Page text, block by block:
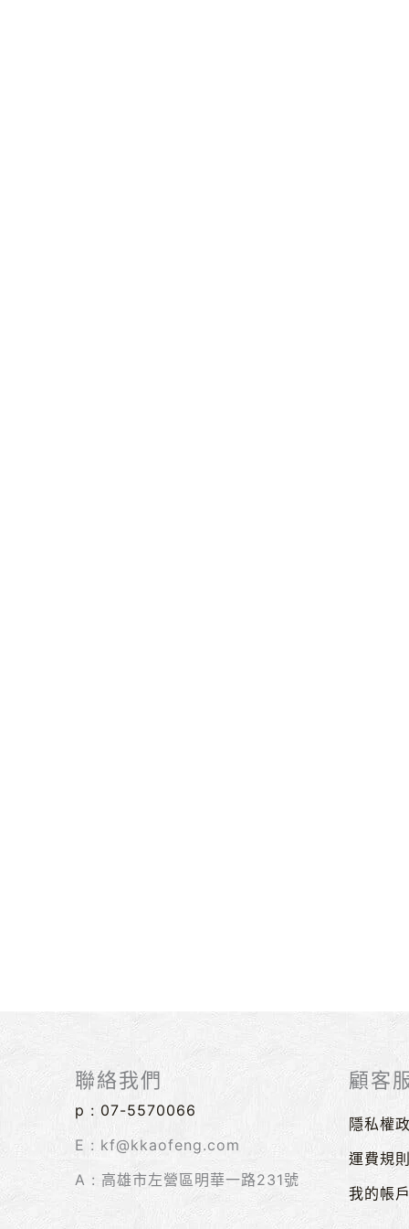
聯絡我們
p : 07-5570066
E : kf@kkaofeng.com
A : 高雄市左營區明華一路231號
顧客
隱私權
運費規
我的帳戶